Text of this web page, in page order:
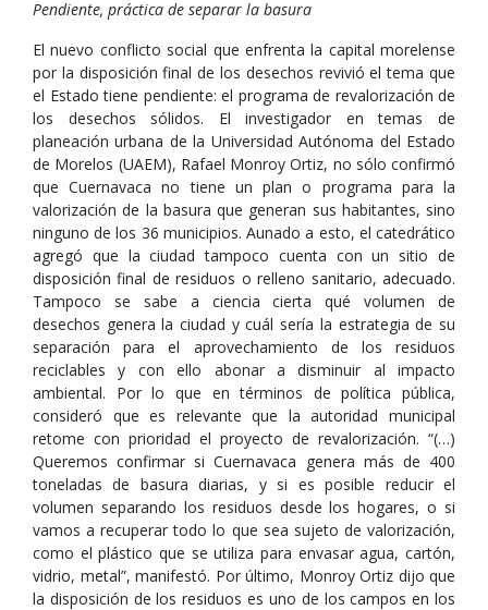
Pendiente, práctica de separar la basura
El nuevo conflicto social que enfrenta la capital morelense
por la disposición final de los desechos revivió el tema que
el Estado tiene pendiente: el programa de revalorización de
los desechos sólidos. El investigador en temas de
planeación urbana de la Universidad Autónoma del Estado
de Morelos (UAEM), Rafael Monroy Ortiz, no sólo confirmó
que Cuernavaca no tiene un plan o programa para la
valorización de la basura que generan sus habitantes, sino
ninguno de los 36 municipios. Aunado a esto, el catedrático
agregó que la ciudad tampoco cuenta con un sitio de
disposición final de residuos o relleno sanitario, adecuado.
Tampoco se sabe a ciencia cierta qué volumen de
desechos genera la ciudad y cuál sería la estrategia de su
separación para el aprovechamiento de los residuos
reciclables y con ello abonar a disminuir al impacto
ambiental. Por lo que en términos de política pública,
consideró que es relevante que la autoridad municipal
retome con prioridad el proyecto de revalorización. “(…)
Queremos confirmar si Cuernavaca genera más de 400
toneladas de basura diarias, y si es posible reducir el
volumen separando los residuos desde los hogares, o si
vamos a recuperar todo lo que sea sujeto de valorización,
como el plástico que se utiliza para envasar agua, cartón,
vidrio, metal”, manifestó. Por último, Monroy Ortiz dijo que
la disposición de los residuos es uno de los campos en los